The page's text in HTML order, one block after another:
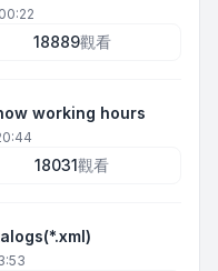
18889觀看
working hours
18031觀看